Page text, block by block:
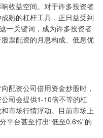
收益空间。对于许多投资者
熟的杠杆工具，正日益受到
一关键词，成为许多投资者
票配资的月息构成、低息优
配资公司借用资金炒股时，
司会提供1-10倍不等的杠
市场行情浮动。目前市场上
平台甚至打出“低至0.6%”的